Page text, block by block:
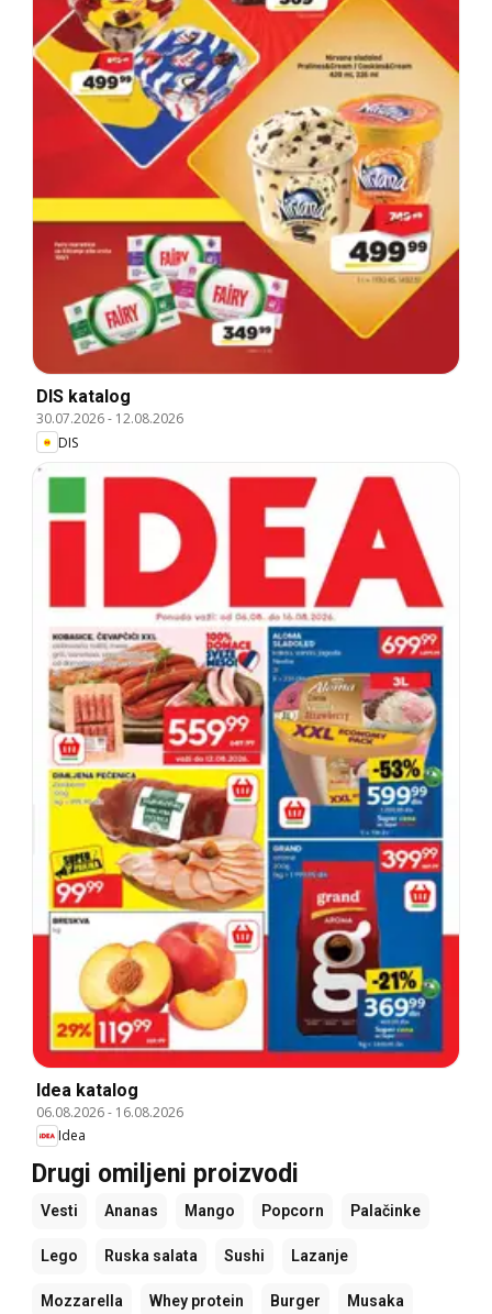
DIS katalog
30.07.2026- 12.08.2026
DIS
Idea katalog
06.08.2026- 16.08.2026
Idea
Drugi omiljeni proizvodi
Vesti Ananas Mango Popcorn Palačinke
Lego Ruska salata Sushi Lazanje
Mozzarella Whey protein Burger Musaka